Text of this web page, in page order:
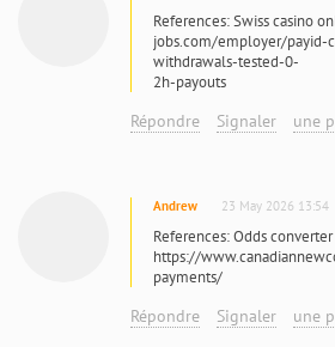
References: Swiss casino
jobs.com/employer/payid-
withdrawals-tested-0-
2h-payouts
Répondre Signaler une
Andrew 23 May 2026 13:54
References: Odds converter
https://
payments/
Répondre Signaler une